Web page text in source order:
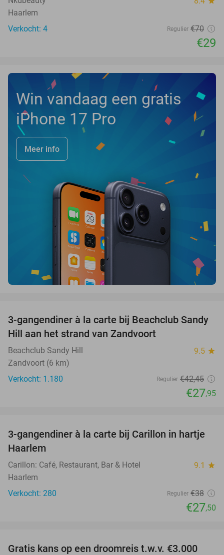
Haarlem
Verkocht: 4
Regulier €70
€29
Win vandaag een gratis
iPhone 17 Pro
Meer info
34%
3-gangendiner à la carte bij Beachclub Sandy
Hill aan het strand van Zandvoort
Beachclub Sandy Hill 9.5 star
Zandvoort (6 km)
Verkocht: 1.180
Regulier €42,45
€27,95
28%
3-gangendiner à la carte bij Carillon in hartje
Haarlem
Carillon: Café, Restaurant, Bar & Hotel 9.1 star
Haarlem
Verkocht: 280
Regulier €38
€27,50
Gratis kans op een droomreis t.w.v. €3.000